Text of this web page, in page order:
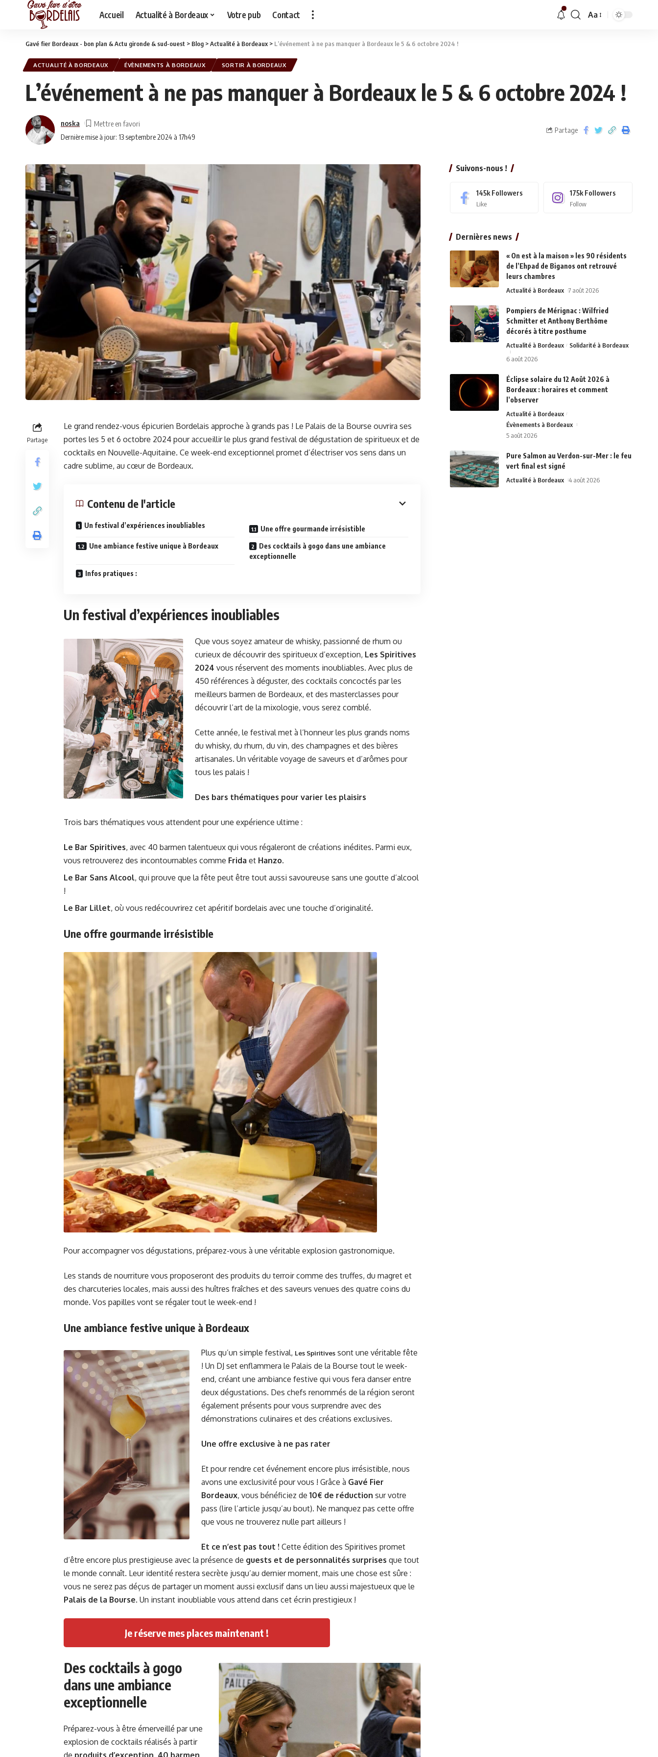
Accueil Actualité à Bordeaux Votre pub Contact Aa
Gavé fier Bordeaux - bon plan & Actu gironde & sud-ouest > Blog >Actualité à Bordeaux > L’événement à ne pas manquer à Bordeaux le 5 & 6 octobre 2024 !
ACTUALITÉ À BORDEAUX ÉVÈNEMENTS À BORDEAUX SORTIR À BORDEAUX
L’événement à ne pas manquer à Bordeaux le 5 & 6 octobre 2024 !
Dernière mise à jour: 13 septembre 2024 à 17h49
noska
Partage
Partage
Le grand rendez-vous épicurien Bordelais approche à grands pas ! Le Palais de la Bourse ouvrira ses
portes les 5 et 6 octobre 2024 pour accueillir le plus grand festival de dégustation de spiritueux et de
cocktails en Nouvelle-Aquitaine. Ce week-end exceptionnel promet d’électriser vos sens dans un
cadre sublime, au cœur de Bordeaux.
Contenu de l'article
Un festival d’expériences inoubliables Une offre gourmande irrésistible
Une ambiance festive unique à Bordeaux
Des cocktails à gogo dans une ambiance
exceptionnelle
Infos pratiques :
Un festival d’expériences inoubliables
Que vous soyez amateur de whisky, passionné de rhum ou
curieux de découvrir des spiritueux d’exception, Les Spiritives
2024 vous réservent des moments inoubliables. Avec plus de
450 références à déguster, des cocktails concoctés par les
meilleurs barmen de Bordeaux, et des masterclasses pour
découvrir l’art de la mixologie, vous serez comblé.
Cette année, le festival met à l’honneur les plus grands noms
du whisky, du rhum, du vin, des champagnes et des bières
artisanales. Un véritable voyage de saveurs et d’arômes pour
tous les palais !
Des bars thématiques pour varier les plaisirs
Trois bars thématiques vous attendent pour une expérience ultime :
Le Bar Spiritives, avec 40 barmen talentueux qui vous régaleront de créations inédites. Parmi eux,
vous retrouverez des incontournables comme Frida et Hanzo.
Le Bar Sans Alcool, qui prouve que la fête peut être tout aussi savoureuse sans une goutte d’alcool
!
Le Bar Lillet, où vous redécouvrirez cet apéritif bordelais avec une touche d’originalité.
Une offre gourmande irrésistible
Pour accompagner vos dégustations, préparez-vous à une véritable explosion gastronomique.
Les stands de nourriture vous proposeront des produits du terroir comme des truffes, du magret et
des charcuteries locales, mais aussi des huîtres fraîches et des saveurs venues des quatre coins du
monde. Vos papilles vont se régaler tout le week-end !
Une ambiance festive unique à Bordeaux
Plus qu’un simple festival, Les Spiritives sont une véritable fête
! Un DJ set enflammera le Palais de la Bourse tout le week-
end, créant une ambiance festive qui vous fera danser entre
deux dégustations. Des chefs renommés de la région seront
également présents pour vous surprendre avec des
démonstrations culinaires et des créations exclusives.
Une offre exclusive à ne pas rater
Et pour rendre cet événement encore plus irrésistible, nous
avons une exclusivité pour vous ! Grâce à Gavé Fier
Bordeaux, vous bénéficiez de 10€ de réduction sur votre
pass (lire l’article jusqu’au bout). Ne manquez pas cette offre
que vous ne trouverez nulle part ailleurs !
Et ce n’est pas tout ! Cette édition des Spiritives promet
d’être encore plus prestigieuse avec la présence de guests et de personnalités surprises que tout
le monde connaît. Leur identité restera secrète jusqu’au dernier moment, mais une chose est sûre :
vous ne serez pas déçus de partager un moment aussi exclusif dans un lieu aussi majestueux que le
Palais de la Bourse. Un instant inoubliable vous attend dans cet écrin prestigieux !
Je réserve mes places maintenant !
Des cocktails à gogo
dans une ambiance
exceptionnelle
Préparez-vous à être émerveillé par une
explosion de cocktails réalisés à partir
de produits d’exception 40 barmen
Suivons-nous !
145k Followers
Like
175k Followers
Follow
Dernières news
« On est à la maison » les 90 résidents
de l’Ehpad de Biganos ont retrouvé
leurs chambres
Actualité à Bordeaux 7 août 2026
Pompiers de Mérignac : Wilfried
Schmitter et Anthony Berthôme
décorés à titre posthume
Actualité à Bordeaux
Solidarité à Bordeaux
6 août 2026
Éclipse solaire du 12 Août 2026 à
Bordeaux : horaires et comment
l’observer
Actualité à Bordeaux
Évènements à Bordeaux
5 août 2026
Pure Salmon au Verdon-sur-Mer : le feu
vert final est signé
Actualité à Bordeaux 4 août 2026